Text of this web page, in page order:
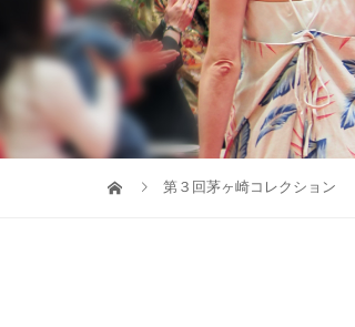
第３回茅ヶ崎コレクション